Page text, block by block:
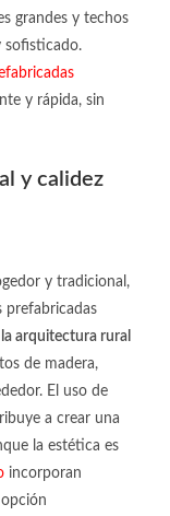
grandes y techos
sofisticado.
y rápida, sin
y calidez
y tradicional,
prefabricadas
la arquitectura rural
de madera,
El uso de
a crear una
la estética es
incorporan